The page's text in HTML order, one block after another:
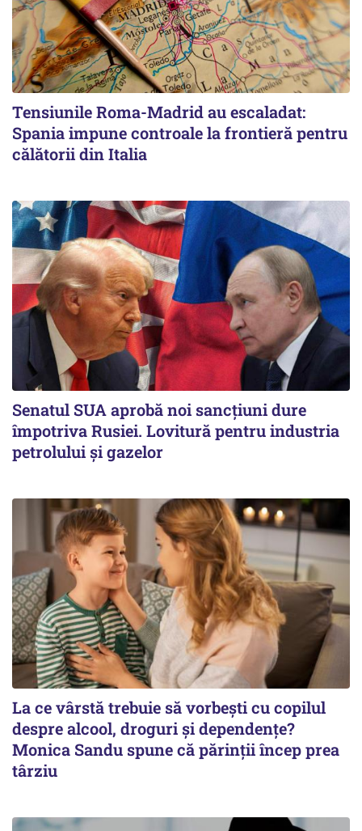
Tensiunile Roma-Madrid au escaladat:
Spania impune controale la frontieră pentru
călătorii din Italia
Senatul SUA aprobă noi sancțiuni dure
împotriva Rusiei. Lovitură pentru industria
petrolului și gazelor
La ce vârstă trebuie să vorbești cu copilul
despre alcool, droguri și dependențe?
Monica Sandu spune că părinții încep prea
târziu